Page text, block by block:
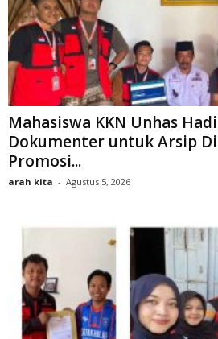
Mahasiswa KKN Unhas
Dokumenter untuk Arsip
Promosi...
arah kita - Agustus 5, 2026